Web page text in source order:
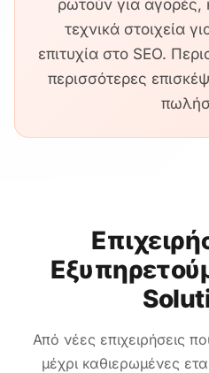
ρωτούν για αγορές,
τεχνικά στοιχεία
επιτυχία στο SEO.
περισσότερες
Από νέες επιχειρήσεις
μέχρι καθιερωμένες